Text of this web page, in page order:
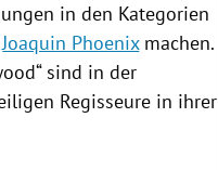
in den Kategorien
Joaquin Phoenixmachen.
“ sind in der
Regisseure in ihrer